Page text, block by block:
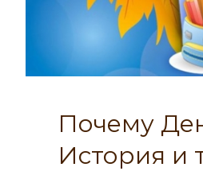
Почему
История и